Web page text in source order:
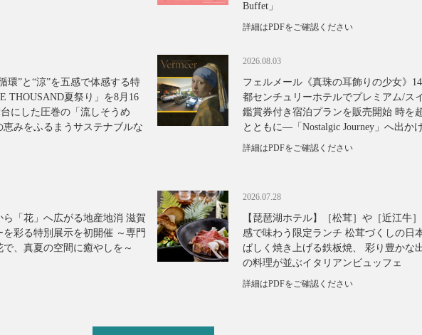
Buffet」
詳細はPDFをご確認ください
環”と“涼”を五感で体感する特
THOUSAND夏祭り」を8月16
にした圧巻の「流しそうめ
みをふるまうサステナブルな
2026.08.03
フェルメール《真珠の耳飾りの少女》
都センチュリーホテルでプレミアム/ス
鑑賞券付き宿泊プランを販売開始 時を
とともに―「Nostalgic Journey」へ出か
詳細はPDFをご確認ください
ら「花」へ広がる地産地消 滋賀
彩る特別展示を初開催 ～専門
、真夏の空間に癒やしを～
2026.07.28
【琵琶湖ホテル】［松茸］や［近江牛
感で味わう限定ランチ 松茸づくしの日
ばしく焼き上げる鉄板焼、 彩り豊かな
の料理が並ぶイタリアンビュッフェ
詳細はPDFをご確認ください